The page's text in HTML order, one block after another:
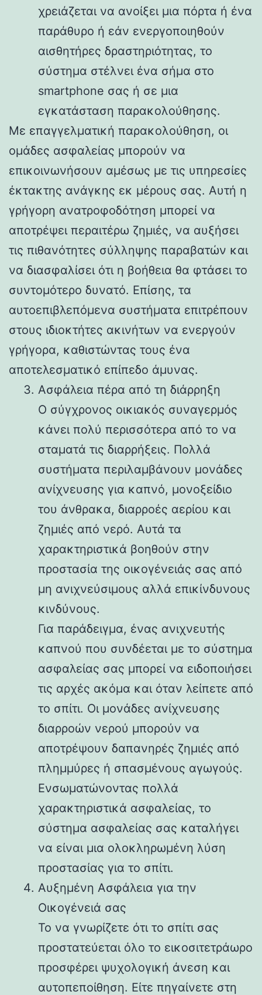
χρειάζεται να ανοίξει μια πόρτα ή ένα
παράθυρο ή εάν ενεργοποιηθούν
αισθητήρες δραστηριότητας, το
σύστημα στέλνει ένα σήμα στο
smartphone σας ή σε μια
εγκατάσταση παρακολούθησης.
Με επαγγελματική παρακολούθηση, οι
ομάδες ασφαλείας μπορούν να
επικοινωνήσουν αμέσως με τις υπηρεσίες
έκτακτης ανάγκης εκ μέρους σας. Αυτή η
γρήγορη ανατροφοδότηση μπορεί να
αποτρέψει περαιτέρω ζημιές, να αυξήσει
τις πιθανότητες σύλληψης παραβατών και
να διασφαλίσει ότι η βοήθεια θα φτάσει το
συντομότερο δυνατό. Επίσης, τα
αυτοεπιβλεπόμενα συστήματα επιτρέπουν
στους ιδιοκτήτες ακινήτων να ενεργούν
γρήγορα, καθιστώντας τους ένα
αποτελεσματικό επίπεδο άμυνας.
Ασφάλεια πέρα ​​από τη διάρρηξη
Ο σύγχρονος οικιακός συναγερμός
κάνει πολύ περισσότερα από το να
σταματά τις διαρρήξεις. Πολλά
συστήματα περιλαμβάνουν μονάδες
ανίχνευσης για καπνό, μονοξείδιο
του άνθρακα, διαρροές αερίου και
ζημιές από νερό. Αυτά τα
χαρακτηριστικά βοηθούν στην
προστασία της οικογένειάς σας από
μη ανιχνεύσιμους αλλά επικίνδυνους
κινδύνους.
Για παράδειγμα, ένας ανιχνευτής
καπνού που συνδέεται με το σύστημα
ασφαλείας σας μπορεί να ειδοποιήσει
τις αρχές ακόμα και όταν λείπετε από
το σπίτι. Οι μονάδες ανίχνευσης
διαρροών νερού μπορούν να
αποτρέψουν δαπανηρές ζημιές από
πλημμύρες ή σπασμένους αγωγούς.
Ενσωματώνοντας πολλά
χαρακτηριστικά ασφαλείας, το
σύστημα ασφαλείας σας καταλήγει
να είναι μια ολοκληρωμένη λύση
προστασίας για το σπίτι.
Αυξημένη Ασφάλεια για την
Οικογένειά σας
Το να γνωρίζετε ότι το σπίτι σας
προστατεύεται όλο το εικοσιτετράωρο
προσφέρει ψυχολογική άνεση και
αυτοπεποίθηση. Είτε πηγαίνετε στη